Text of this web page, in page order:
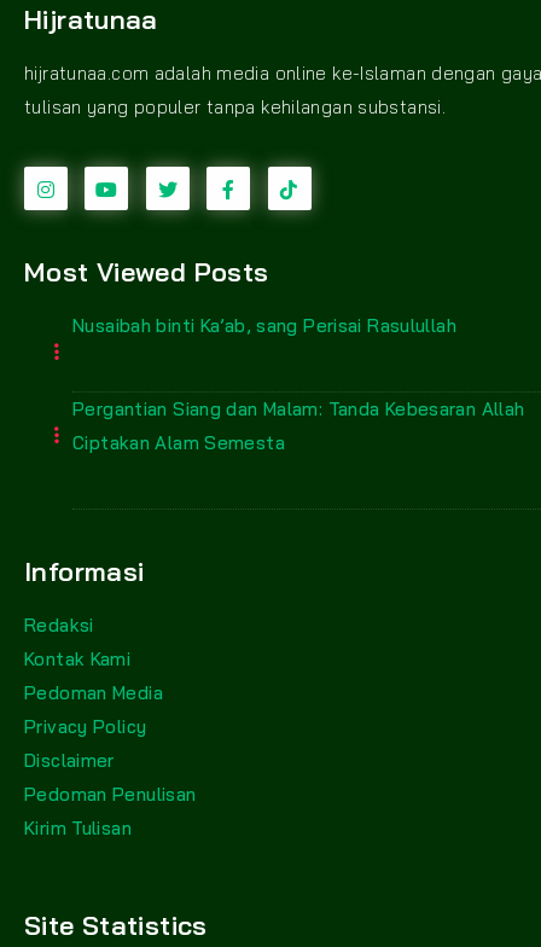
Hijratunaa
hijratunaa.com adalah media online ke-Islaman dengan
tulisan yang populer tanpa kehilangan substansi.
Most Viewed Posts
Nusaibah binti Ka’ab, sang Perisai Rasulullah
Pergantian Siang dan Malam: Tanda Kebesaran Allah
Ciptakan Alam Semesta
Informasi
Redaksi
Kontak Kami
Pedoman Media
Privacy Policy
Disclaimer
Pedoman Penulisan
Kirim Tulisan
Site Statistics